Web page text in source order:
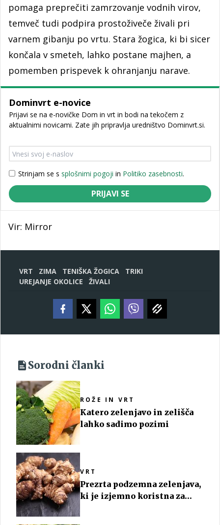
pomaga preprečiti zamrzovanje vodnih virov,
temveč tudi podpira prostoživeče živali pri
varnem gibanju po vrtu. Stara žogica, ki bi sicer
končala v smeteh, lahko postane majhen, a
pomemben prispevek k ohranjanju narave.
Dominvrt e-novice
Prijavi se na e-novičke Dom in vrt in bodi na tekočem z
aktualnimi novicami. Zate jih pripravlja uredništvo Dominvrt.si.
Strinjam se s splošnimi pogoji in Politiko zasebnosti.
PRIJAVI SE
Vir: Mirror
VRT ZIMA TENIŠKA ŽOGICA
TRIKI
UREJANJE OKOLICE
ŽIVALI
Sorodni članki
ROŽE IN VRT
Katero zelenjavo in zelišča
lahko sadimo pozimi
VRT
Prezrta podzemna zelenjava,
ki je izjemno koristna za